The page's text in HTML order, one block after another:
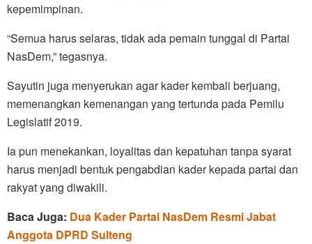
kepemimpinan.
“Semua harus selaras, tidak ada pemain tunggal di Partai
NasDem,” tegasnya.
Sayutin juga menyerukan agar kader kembali berjuang,
memenangkan kemenangan yang tertunda pada Pemilu
Legislatif 2019.
Ia pun menekankan, loyalitas dan kepatuhan tanpa syarat
harus menjadi bentuk pengabdian kader kepada partai dan
rakyat yang diwakili.
Baca Juga: Dua Kader Partai NasDem Resmi Jabat
Anggota DPRD Sulteng